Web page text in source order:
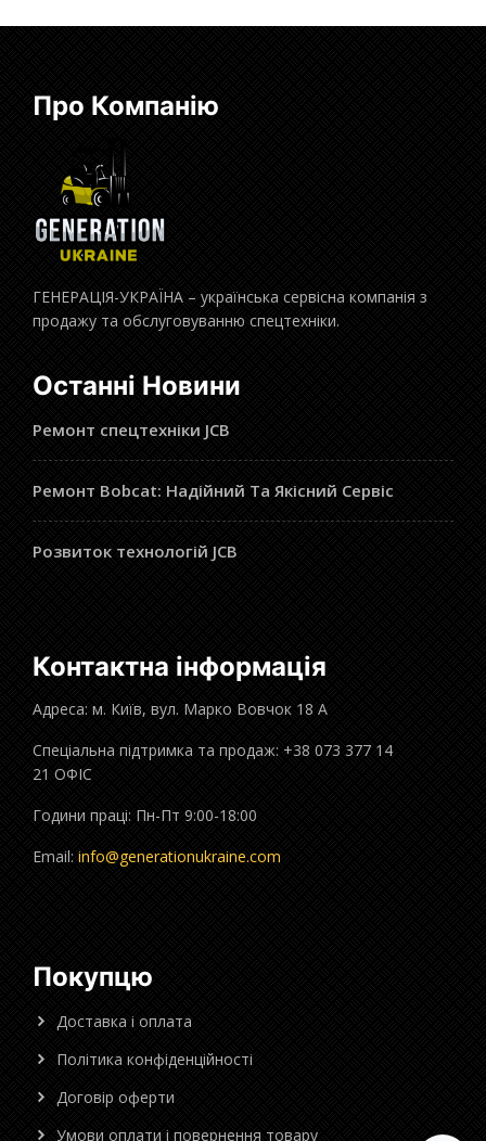
Про Компанію
ГЕНЕРАЦІЯ-УКРАЇНА – українська сервісна компанія з
продажу та обслуговуванню спецтехніки.
Останні Новини
Ремонт спецтехніки JCB
Ремонт Bobcat: Надійний Та Якісний Сервіс
Розвиток технологій JCB
Контактна інформація
Адреса: м. Київ, вул. Марко Вовчок 18 А
Спеціальна підтримка та продаж: +38 073 377 14
21 ОФІС
Години праці: Пн-Пт 9:00-18:00
Email: info@generationukraine.com
Покупцю
Доставка і оплата
Політика конфіденційності
Договір оферти
Умови оплати і повернення товару